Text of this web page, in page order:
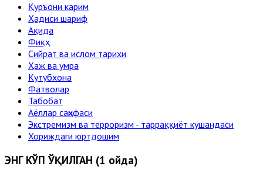
Қуръони карим
Ҳадиси шариф
Ақида
Фиқҳ
Сийрат ва ислом тарихи
Ҳаж ва умра
Кутубхона
Фатволар
Табобат
Аёллар саҳифаси
Экстремизм ва терроризм - тарраққиёт кушандаси
Хориждаги юртдошим
ЭНГ КЎП ЎҚИЛГАН (1 ойда)